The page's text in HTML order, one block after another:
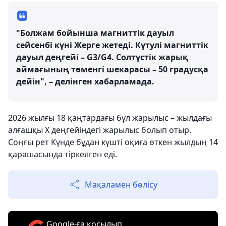
"Болжам бойынша магниттік дауыл
сейсенбі күні Жерге жетеді. Күтулі магниттік
дауыл деңгейі – G3/G4. Солтүстік жарық
аймағының төменгі шекарасы – 50 градусқа
дейін", – делінген хабарламада.
2026 жылғы 18 қаңтардағы бұл жарылыс – жылдағы
алғашқы X деңгейіндегі жарылыс болып отыр.
Соңғы рет Күнде бұдан күшті оқиға өткен жылдың 14
қарашасында тіркелген еді.
Мақаламен бөлісу